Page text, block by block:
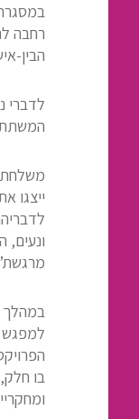
רחבה
הבין-
לדברי
משלחת
ייצגו
ונעים,
במהלך
למפגש
בו